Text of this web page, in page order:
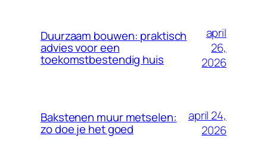
Duurzaam bouwen: praktisch
advies voor een
toekomstbestendig huis
april
26,
2026
Bakstenen muur metselen:
zo doe je het goed
april 24,
2026